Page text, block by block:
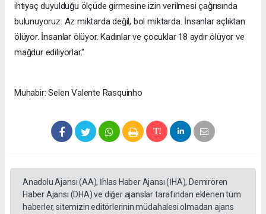
ihtiyaç duyulduğu ölçüde girmesine izin verilmesi çağrısında
bulunuyoruz. Az miktarda değil, bol miktarda. İnsanlar açlıktan
ölüyor. İnsanlar ölüyor. Kadınlar ve çocuklar 18 aydır ölüyor ve
mağdur ediliyorlar."
Muhabir: Selen Valente Rasquinho
Anadolu Ajansı (AA), İhlas Haber Ajansı (İHA), Demirören
Haber Ajansı (DHA) ve diğer ajanslar tarafından eklenen tüm
haberler, sitemizin editörlerinin müdahalesi olmadan ajans